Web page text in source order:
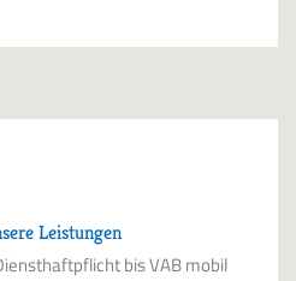
Leistungen
bis VAB mobil